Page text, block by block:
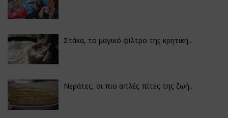
Στάκα, το μαγικό φίλτρο της κρητική...
Νεράτες, οι πιο απλές πίτες της ζωή...